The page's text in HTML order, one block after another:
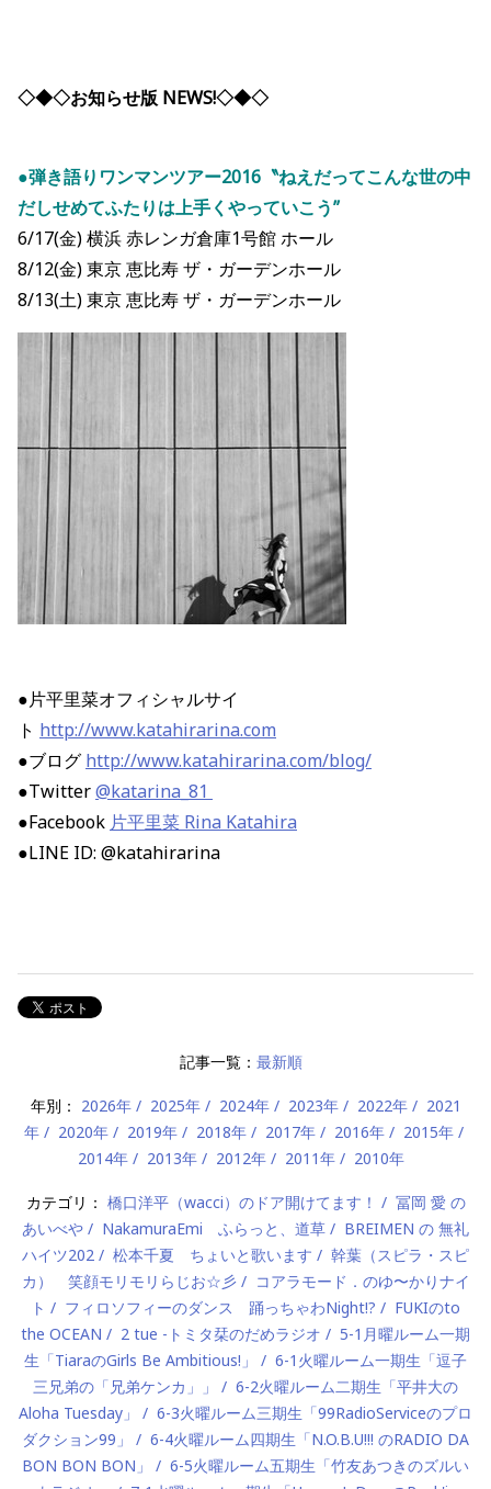
◇◆◇お知らせ版 NEWS!◇◆◇
●弾き語りワンマンツアー2016〝ねえだってこんな世の中
だしせめてふたりは上手くやっていこう”
6/17(金) 横浜 赤レンガ倉庫1号館 ホール
8/12(金) 東京 恵比寿 ザ・ガーデンホール
8/13(土) 東京 恵比寿 ザ・ガーデンホール
●片平里菜オフィシャルサイ
ト http://www.katahirarina.com
●ブログ http://www.katahirarina.com/blog/
●Twitter@katarina_81
●Facebook 片平里菜 Rina Katahira
●LINE ID: @katahirarina
記事一覧： 最新順
年別： 2026年 2025年 2024年 2023年 2022年
2021
年
2020年 2019年 2018年 2017年 2016年
2015年
2014年
2013年 2012年 2011年 2010年
カテゴリ： 橋口洋平（wacci）のドア開けてます！
冨岡 愛 の
あいべや
NakamuraEmi ふらっと、道草
BREIMEN の 無礼
ハイツ202
松本千夏 ちょいと歌います
幹葉（スピラ・スピ
カ） 笑顔モリモリらじお☆彡
コアラモード．のゆ〜かりナイ
ト
フィロソフィーのダンス 踊っちゃわNight!?
FUKIのto
the OCEAN
2 tue -トミタ栞のだめラジオ
5-1月曜ルーム一期
生「TiaraのGirls Be Ambitious!」
6-1火曜ルーム一期生「逗子
三兄弟の「兄弟ケンカ」」
6-2火曜ルーム二期生「平井大の
Aloha Tuesday」
6-3火曜ルーム三期生「99RadioServiceのプロ
ダクション99」
6-4火曜ルーム四期生「N.O.B.U!!! のRADIO DA
BON BON BON」
6-5火曜ルーム五期生「竹友あつきのズルい